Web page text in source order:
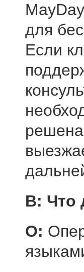
для
Если
решена
В: Что
О: